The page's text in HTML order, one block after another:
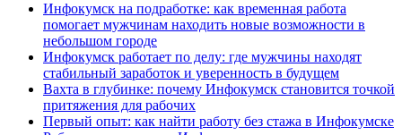
Инфокумск на подработке: как временная работа
помогает мужчинам находить новые возможности в
небольшом городе
Инфокумск работает по делу: где мужчины находят
стабильный заработок и уверенность в будущем
Вахта в глубинке: почему Инфокумск становится точкой
притяжения для рабочих
Первый опыт: как найти работу без стажа в Инфокумске